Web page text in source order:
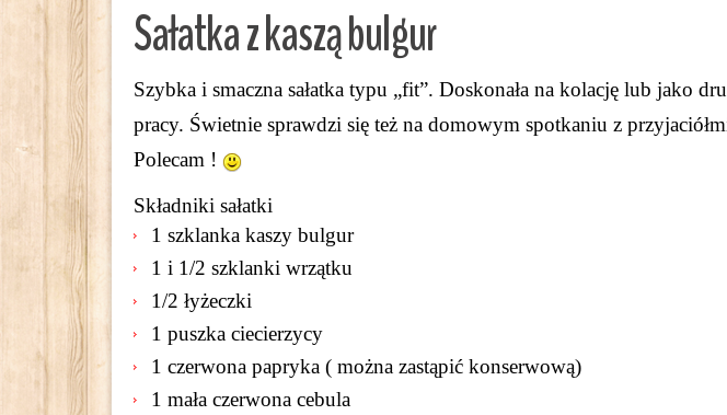
Sałatka z kaszą bulgur
Szybka i smaczna sałatka typu „fit”. Doskonała na kolację lub jako
pracy. Świetnie sprawdzi się też na domowym spotkaniu z
Polecam !
Składniki sałatki
1 szklanka kaszy bulgur
1 i 1/2 szklanki wrzątku
1/2 łyżeczki
1 puszka ciecierzycy
1 czerwona papryka ( można zastąpić konserwową)
1 mała czerwona cebula